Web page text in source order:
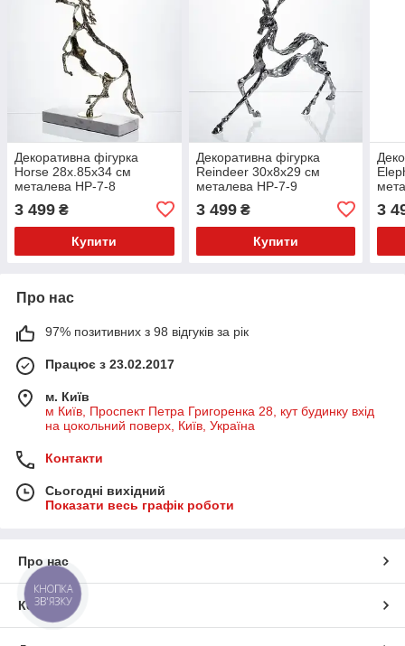
Декоративна фігурка
Horse 28х.85х34 см
металева HP-7-8
3 499 ₴
Купити
Декоративна фігурка
Reindeer 30х8х29 см
металева HP-7-9
3 499₴
Купити
3
Про нас
97% позитивних з 98 відгуків за рік
Працює з 23.02.2017
м. Київ
м Київ, Проспект Петра Григоренка 28, кут будинку вхід
на цокольний поверх, Київ, Україна
Контакти
Сьогодні вихідний
Показати весь графік роботи
Про нас
Контакти
КНОПКА
ЗВ'ЯЗКУ